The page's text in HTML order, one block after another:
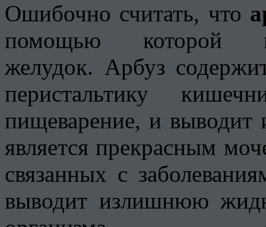
Ошибочно считать, что
помощью которой
желудок. Арбуз
перистальтику
пищеварение, и выводит
является прекрасным
связанных с
выводит излишнюю